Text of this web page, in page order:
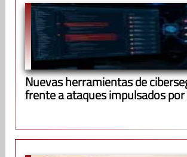
Nuevas herramientas de
frente a ataques impulsados